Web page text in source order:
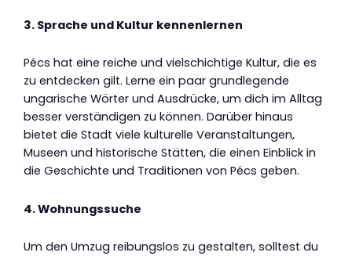
3. Sprache und Kultur kennenlernen
Pécs hat eine reiche und vielschichtige Kultur, die es
zu entdecken gilt. Lerne ein paar grundlegende
ungarische Wörter und Ausdrücke, um dich im Alltag
besser verständigen zu können. Darüber hinaus
bietet die Stadt viele kulturelle Veranstaltungen,
Museen und historische Stätten, die einen Einblick in
die Geschichte und Traditionen von Pécs geben.
4. Wohnungssuche
Um den Umzug reibungslos zu gestalten, solltest du